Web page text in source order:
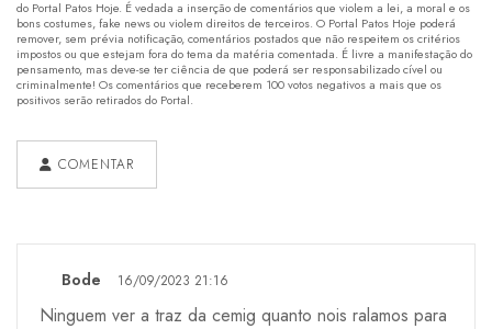
do Portal Patos Hoje. É vedada a inserção de comentários que violem a lei, a moral e os
bons costumes, fake news ou violem direitos de terceiros. O Portal Patos Hoje poderá
remover, sem prévia notificação, comentários postados que não respeitem os critérios
impostos ou que estejam fora do tema da matéria comentada. É livre a manifestação do
pensamento, mas deve-se ter ciência de que poderá ser responsabilizado cível ou
criminalmente! Os comentários que receberem 100 votos negativos a mais que os
positivos serão retirados do Portal.
COMENTAR
Bode 16/09/2023 21:16
Ninguem ver a traz da cemig quanto nois ralamos para